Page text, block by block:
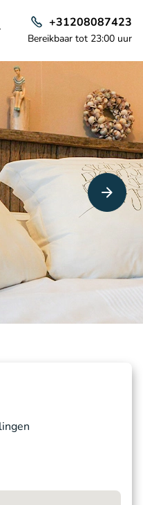
+31208087423
Bereikbaar tot 23:00 uur